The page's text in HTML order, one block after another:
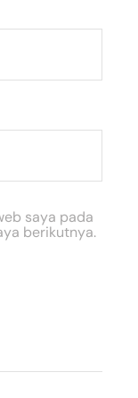
saya pada
berikutnya.